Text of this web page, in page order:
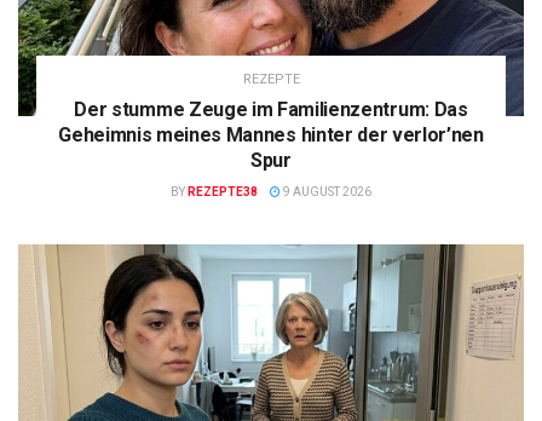
REZEPTE
Der stumme Zeuge im Familienzentrum: Das
Geheimnis meines Mannes hinter der verlor’nen
Spur
BY REZEPTE38 9 AUGUST 2026